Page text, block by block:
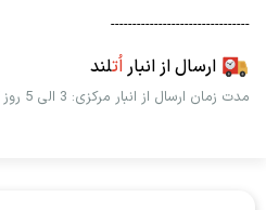
--------------------------------
ارسال از انباراُتلند
مدت زمان ارسال از انبار مرکزی: 3 الی 5 روز کاری